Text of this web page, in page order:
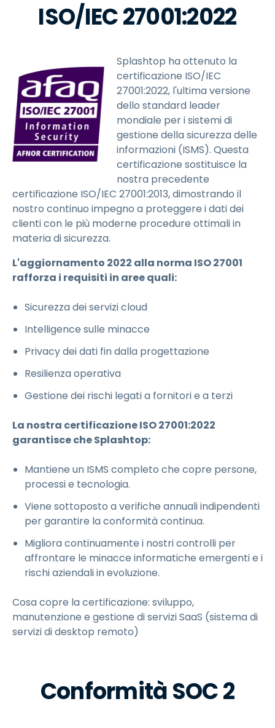
ISO/IEC 27001:2022
Splashtop ha ottenuto la
certificazione ISO/IEC
27001:2022, l'ultima versione
dello standard leader
mondiale per i sistemi di
gestione della sicurezza delle
informazioni (ISMS). Questa
certificazione sostituisce la
nostra precedente
certificazione ISO/IEC 27001:2013, dimostrando il
nostro continuo impegno a proteggere i dati dei
clienti con le più moderne procedure ottimali in
materia di sicurezza.
L'aggiornamento 2022 alla norma ISO 27001
rafforza i requisiti in aree quali:
Sicurezza dei servizi cloud
Intelligence sulle minacce
Privacy dei dati fin dalla progettazione
Resilienza operativa
Gestione dei rischi legati a fornitori e a terzi
La nostra certificazione ISO 27001:2022
garantisce che Splashtop:
Mantiene un ISMS completo che copre persone,
processi e tecnologia.
Viene sottoposto a verifiche annuali indipendenti
per garantire la conformità continua.
Migliora continuamente i nostri controlli per
affrontare le minacce informatiche emergenti e i
rischi aziendali in evoluzione.
Cosa copre la certificazione: sviluppo,
manutenzione e gestione di servizi SaaS (sistema di
servizi di desktop remoto)
Conformità SOC 2